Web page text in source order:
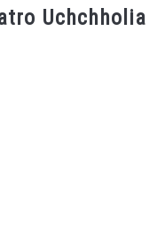
Uchchholia